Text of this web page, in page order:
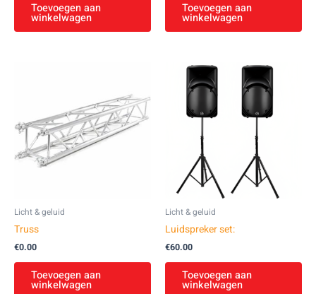
Toevoegen aan
winkelwagen
Toevoegen aan
winkelwagen
Licht & geluid
Truss
€0.00
Toevoegen aan
winkelwagen
Licht & geluid
Luidspreker set:
€60.00
Toevoegen aan
winkelwagen